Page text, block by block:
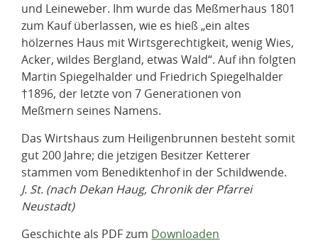
und Leineweber. Ihm wurde das Meßmerhaus 1801
zum Kauf überlassen, wie es hieß „ein altes
hölzernes Haus mit Wirtsgerechtigkeit, wenig Wies,
Acker, wildes Bergland, etwas Wald“. Auf ihn folgten
Martin Spiegelhalder und Friedrich Spiegelhalder
†1896, der letzte von 7 Generationen von
Meßmern seines Namens.
Das Wirtshaus zum Heiligenbrunnen besteht somit
gut 200 Jahre; die jetzigen Besitzer Ketterer
stammen vom Benediktenhof in der Schildwende.
J. St. (nach Dekan Haug, Chronik der Pfarrei
Neustadt)
Geschichte als PDF zum Downloaden